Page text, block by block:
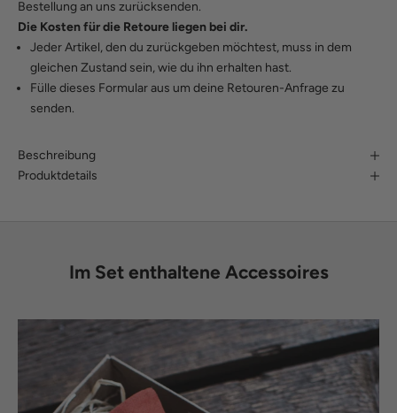
Bestellung an uns zurücksenden.
Die Kosten für die Retoure liegen bei dir.
Jeder Artikel, den du zurückgeben möchtest, muss in dem
gleichen Zustand sein, wie du ihn erhalten hast.
Fülle dieses Formularaus um deine Retouren-Anfrage zu
senden.
Beschreibung
Produktdetails
Im Set enthaltene Accessoires